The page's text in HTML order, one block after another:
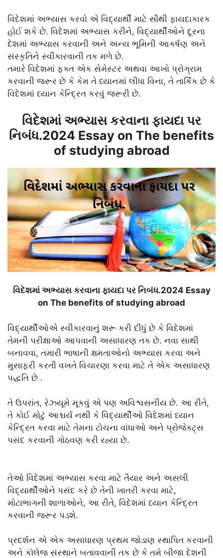
વિદેશમાં અભ્યાસ કરવો એ વિદ્યાર્થી માટે સૌથી ફાયદાકારક
હોઈ શકે છે. વિદેશમાં અભ્યાસ કરીને, વિદ્યાર્થીઓને દૂરના
દેશમાં અભ્યાસ કરવાની અને અન્ય ભૂમિની આકર્ષણ અને
સંસ્કૃતિને સ્વીકારવાની તક મળે છે.
તમારે વિદેશમાં ફક્ત એક સેમેસ્ટર અથવા આખો પ્રોગ્રામ
કરવાની જરૂર છે કે કેમ તે ધ્યાનમાં લીધા વિના, તે તાર્કિક છે કે
વિદેશમાં ધ્યાન કેન્દ્રિત કરવું જરૂરી છે.
વિદેશમાં અભ્યાસ કરવાના ફાયદા પર
નિબંધ.2024 Essay on The benefits
of studying abroad
વિદેશમાં અભ્યાસ કરવાના ફાયદા પર નિબંધ.2024 Essay
on The benefits of studying abroad
વિદ્યાર્થીઓએ સ્વીકારવાનું શરૂ કરી દીધું છે કે વિદેશમાં
તેમની પરીક્ષાઓ આપવાની અસાધારણ તક છે. નવા સાથી
બનાવવા, તમારી ભાષાની ક્ષમતાઓનો અભ્યાસ કરવા અને
મુસાફરી કરતી વખતે વિચારણા કરવા માટે તે એક અસાધારણ
પદ્ધતિ છે .
તે ઉપરાંત, રેઝ્યૂમે મૂકવું એ પણ અવિશ્વસનીય છે. આ રીતે,
તે કોઈ મોટું આશ્ચર્ય નથી કે વિદ્યાર્થીઓ વિદેશમાં ધ્યાન
કેન્દ્રિત કરવા માટે તેમના ટોચના વાંધાઓ અને પ્રોજેક્ટ્સ
પસંદ કરવાની ગોઠવણ કરી રહ્યા છે.
તેઓ વિદેશમાં અભ્યાસ કરવા માટે તૈયાર અને અસલી
વિદ્યાર્થીઓને પસંદ કરે છે તેની ખાતરી કરવા માટે,
મોટાભાગની શાળાઓને, આ રીતે, વિદેશમાં ધ્યાન કેન્દ્રિત
કરવાની જરૂર પડશે.
પ્રદર્શન એ એક અસાધારણ પ્રથમ જોડાણ સ્થાપિત કરવાની
અને કૉલેજ સંસ્થાને બતાવવાની તક છે કે તમે બીજા દેશની